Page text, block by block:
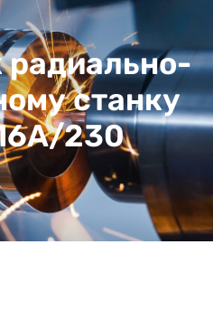
радиально-
станку
230